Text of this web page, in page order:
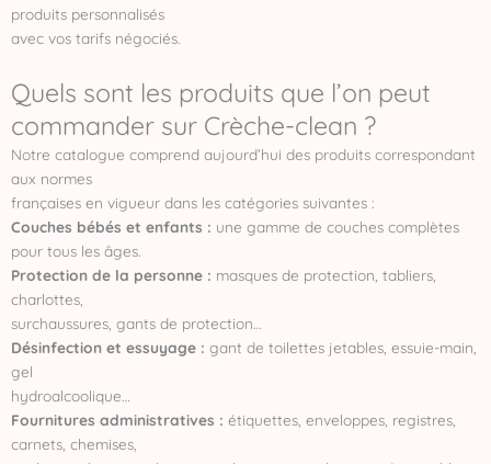
produits personnalisés
avec vos tarifs négociés.
Quels sont les produits que l’on peut
commander sur Crèche-clean ?
Notre catalogue comprend aujourd’hui des produits correspondant
aux normes
françaises en vigueur dans les catégories suivantes :
Couches bébés et enfants : une gamme de couches complètes
pour tous les âges.
Protection de la personne : masques de protection, tabliers,
charlottes,
surchaussures, gants de protection…
Désinfection et essuyage : gant de toilettes jetables, essuie-main,
gel
hydroalcoolique…
Fournitures administratives : étiquettes, enveloppes, registres,
carnets, chemises,